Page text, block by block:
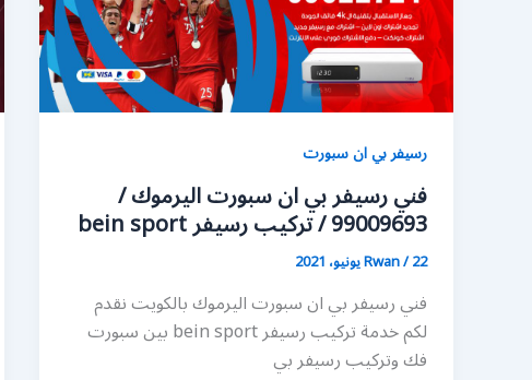
رسيفر بي ان سبورت
فني رسيفر بي ان سبورت اليرموك /
99009693 / تركيب رسيفر bein sport
Rwan/22 يونيو، 2021
فني رسيفر بي ان سبورت اليرموك بالكويت نقدم
لكم خدمة تركيب رسيفر bein sport بين سبورت
فك وتركيب رسيفر بي